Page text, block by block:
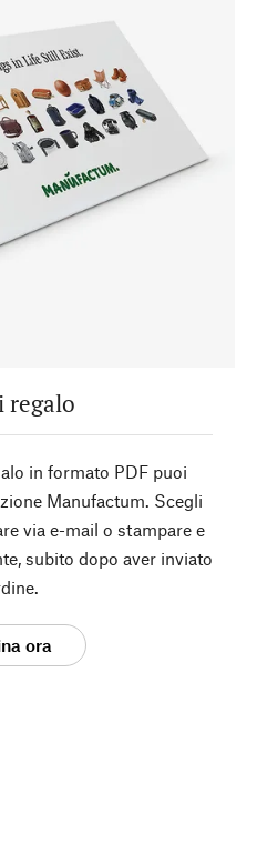
regalo
in formato PDF puoi
Manufactum. Scegli
via e-mail o stampare e
subito dopo aver inviato
ora